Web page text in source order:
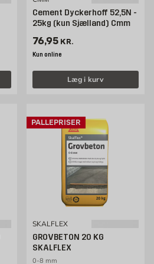
Cement Dyckerhoff 52,5N -
25kg (kun Sjælland) Cmm
Pris 76.95 kr. /stk
76,95 KR.
Kun online
Læg i kurv
PALLEPRISER
SKALFLEX
GROVBETON 20 KG
SKALFLEX
0-8 mm